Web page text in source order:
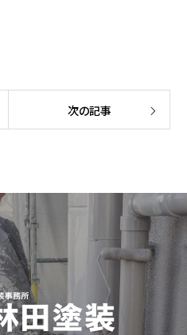
次の記事